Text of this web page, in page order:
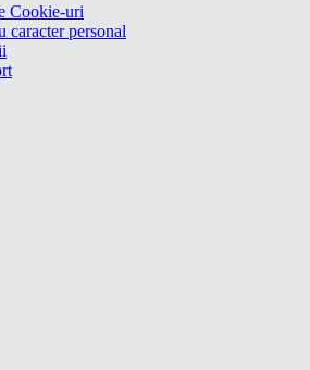
Cookie-uri
caracter personal